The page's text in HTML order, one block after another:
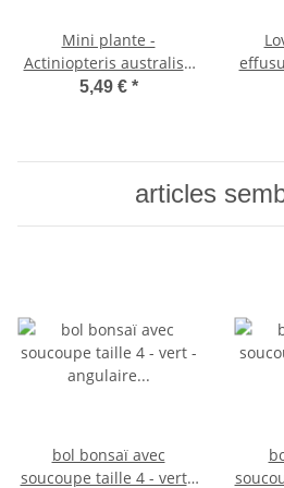
Mini plante -
Actiniopteris australis -
Fougère à feuilles de
5,49 € *
articles
bol bonsaï avec
soucoupe taille 4 - vert -